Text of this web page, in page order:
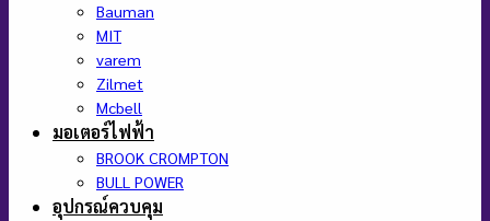
Bauman
MIT
varem
Zilmet
Mcbell
มอเตอร์ไฟฟ้า
BROOK CROMPTON
BULL POWER
อุปกรณ์ควบคุม